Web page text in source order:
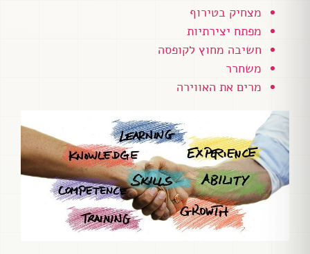
מצחיק בטירוף
מפתח יצירתיות
חשיבה מחוץ לקופסה
משחרר
מרים את האווירה